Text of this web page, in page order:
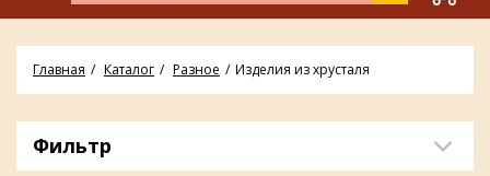
Главная Каталог Разное Изделия из хрусталя
Фильтр